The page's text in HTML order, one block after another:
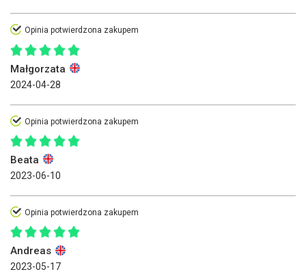
Opinia potwierdzona zakupem
Małgorzata
2024-04-28
Opinia potwierdzona zakupem
Beata
2023-06-10
Opinia potwierdzona zakupem
Andreas
2023-05-17